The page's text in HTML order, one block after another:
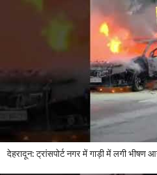
देहरादून: ट्रांसपोर्ट नगर में गाड़ी में लगी